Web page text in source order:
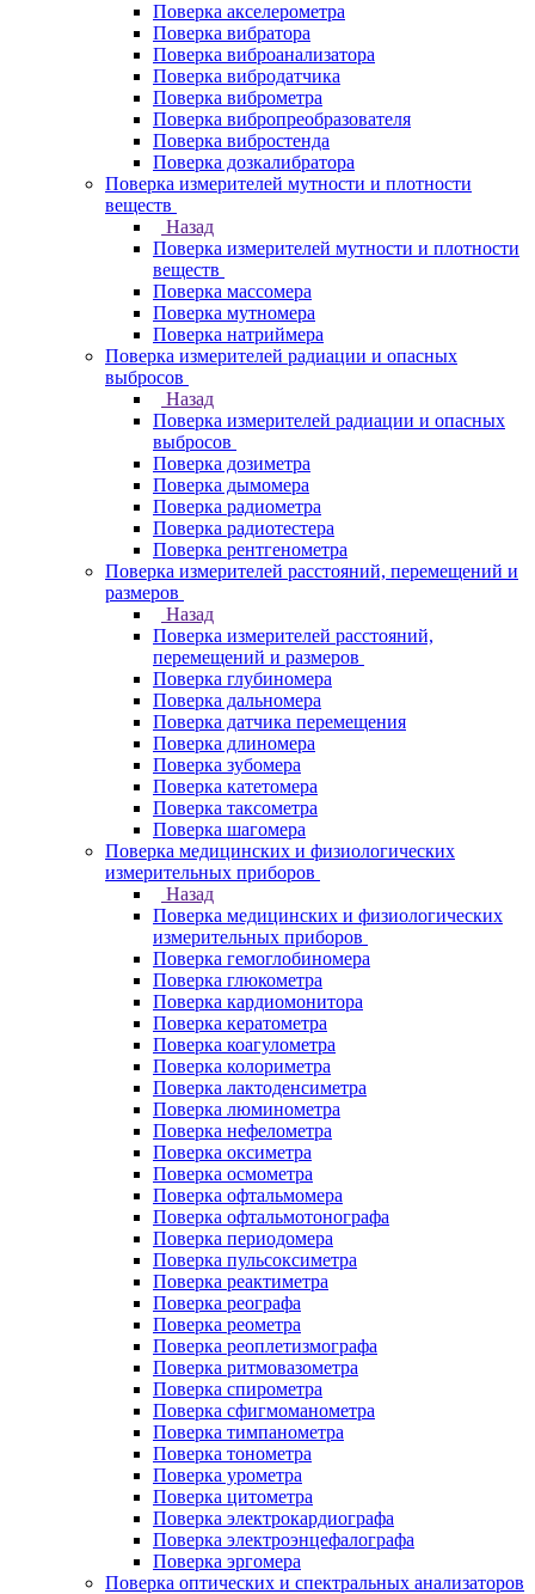
Поверка акселерометра
Поверка вибратора
Поверка виброанализатора
Поверка вибродатчика
Поверка виброметра
Поверка вибропреобразователя
Поверка вибростенда
Поверка дозкалибратора
Поверка измерителей мутности и плотности
веществ
Назад
Поверка измерителей мутности и плотности
веществ
Поверка массомера
Поверка мутномера
Поверка натриймера
Поверка измерителей радиации и опасных
выбросов
Назад
Поверка измерителей радиации и опасных
выбросов
Поверка дозиметра
Поверка дымомера
Поверка радиометра
Поверка радиотестера
Поверка рентгенометра
Поверка измерителей расстояний, перемещений и
размеров
Назад
Поверка измерителей расстояний,
перемещений и размеров
Поверка глубиномера
Поверка дальномера
Поверка датчика перемещения
Поверка длиномера
Поверка зубомера
Поверка катетомера
Поверка таксометра
Поверка шагомера
Поверка медицинских и физиологических
измерительных приборов
Назад
Поверка медицинских и физиологических
измерительных приборов
Поверка гемоглобиномера
Поверка глюкометра
Поверка кардиомонитора
Поверка кератометра
Поверка коагулометра
Поверка колориметра
Поверка лактоденсиметра
Поверка люминометра
Поверка нефелометра
Поверка оксиметра
Поверка осмометра
Поверка офтальмомера
Поверка офтальмотонографа
Поверка периодомера
Поверка пульсоксиметра
Поверка реактиметра
Поверка реографа
Поверка реометра
Поверка реоплетизмографа
Поверка ритмовазометра
Поверка спирометра
Поверка сфигмоманометра
Поверка тимпанометра
Поверка тонометра
Поверка урометра
Поверка цитометра
Поверка электрокардиографа
Поверка электроэнцефалографа
Поверка эргомера
Поверка оптических и спектральных анализаторов